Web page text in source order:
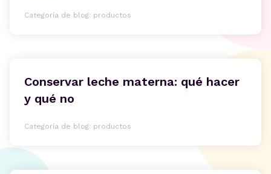
Categoría de blog: productos
Conservar leche materna: qué hacer
y qué no
Categoría de blog: productos